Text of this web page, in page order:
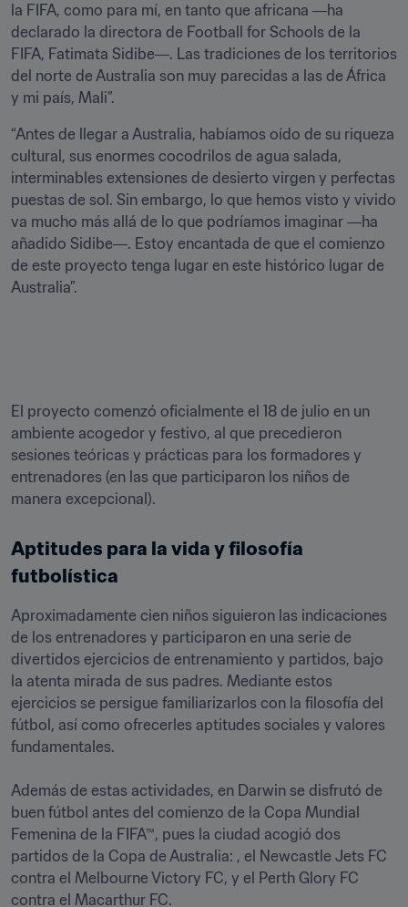
la FIFA, como para mí, en tanto que africana ―ha
declarado la directora de Football for Schools de la
FIFA, Fatimata Sidibe―. Las tradiciones de los territorios
del norte de Australia son muy parecidas a las de África
y mi país, Mali”.
“Antes de llegar a Australia, habíamos oído de su riqueza
cultural, sus enormes cocodrilos de agua salada,
interminables extensiones de desierto virgen y perfectas
puestas de sol. Sin embargo, lo que hemos visto y vivido
va mucho más allá de lo que podríamos imaginar ―ha
añadido Sidibe―. Estoy encantada de que el comienzo
de este proyecto tenga lugar en este histórico lugar de
Australia”.
El proyecto comenzó oficialmente el 18 de julio en un
ambiente acogedor y festivo, al que precedieron
sesiones teóricas y prácticas para los formadores y
entrenadores (en las que participaron los niños de
manera excepcional).
Aptitudes para la vida y filosofía
futbolística
Aproximadamente cien niños siguieron las indicaciones
de los entrenadores y participaron en una serie de
divertidos ejercicios de entrenamiento y partidos, bajo
la atenta mirada de sus padres. Mediante estos
ejercicios se persigue familiarizarlos con la filosofía del
fútbol, así como ofrecerles aptitudes sociales y valores
fundamentales.
Además de estas actividades, en Darwin se disfrutó de
buen fútbol antes del comienzo de la Copa Mundial
Femenina de la FIFA™, pues la ciudad acogió dos
partidos de la Copa de Australia: , el Newcastle Jets FC
contra el Melbourne Victory FC, y el Perth Glory FC
contra el Macarthur FC.